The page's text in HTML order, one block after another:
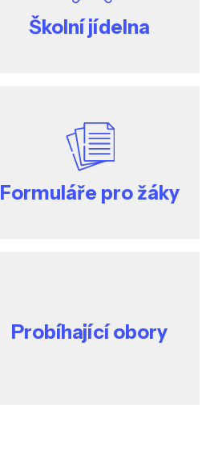
Školní jídelna
Formuláře pro žáky
Probíhající obory